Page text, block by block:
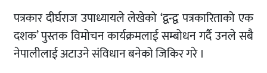
पत्रकार दीर्घराज उपाध्यायले लेखेको ‘द्वन्द्व पत्रकारिताको एक
दशक’ पुस्तक विमोचन कार्यक्रमलाई सम्बोधन गर्दै उनले सबै
नेपालीलाई अटाउने संविधान बनेको जिकिर गरे ।